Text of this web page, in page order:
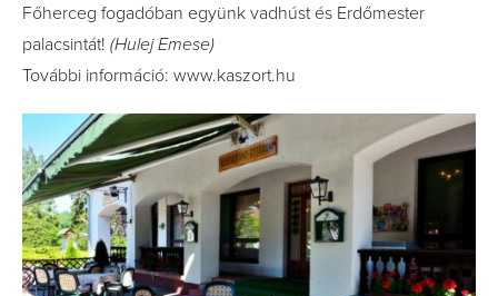
Főherceg fogadóban együnk vadhúst és Erdőmester
palacsintát! (Hulej Emese)
További információ: www.kaszort.hu